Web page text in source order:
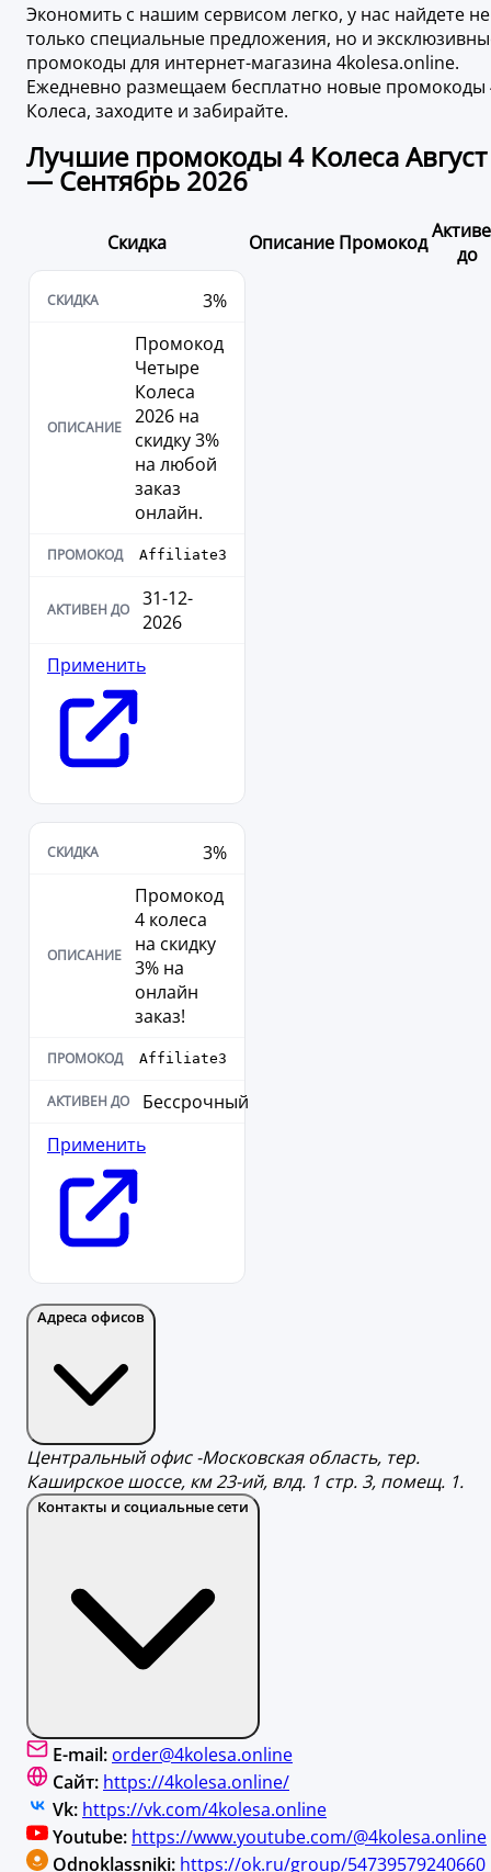
Экономить с нашим сервисом легко, у нас найдете не
только специальные предложения, но и
промокоды для интернет-магазина 4kolesa.online.
Ежедневно размещаем бесплатно новые промокоды
Колеса, заходите и забирайте.
Лучшие промокоды 4 Колеса Август
— Сентябрь 2026
Скидка Описание Промокод
до
3%
Промокод
Четыре
Колеса
2026 на
скидку 3%
на любой
заказ
онлайн.
Affiliate3
31-12-
2026
Применить
3%
Промокод
4 колеса
на скидку
3% на
онлайн
заказ!
Affiliate3
Бессрочный
Применить
Адреса офисов
Центральный офис -Московская область, тер.
Каширское шоссе, км 23-ий, влд. 1 стр. 3, помещ. 1.
Контакты и социальные сети
E-mail: order@4kolesa.online
Сайт: https://4kolesa.online/
Vk: https://vk.com/4kolesa.online
Youtube: https://www.youtube.com/@4kolesa.online
Odnoklassniki: https://ok.ru/group/54739579240660